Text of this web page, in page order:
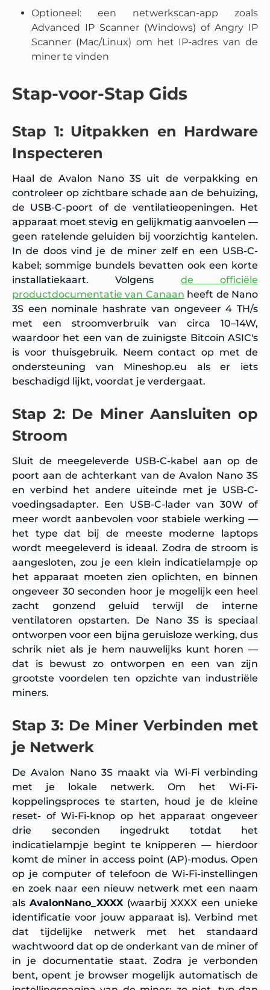
Optioneel: een netwerkscan-app zoals
Advanced IP Scanner (Windows) of Angry IP
Scanner (Mac/Linux) om het IP-adres van de
miner te vinden
Stap-voor-Stap Gids
Stap 1: Uitpakken en Hardware
Inspecteren
Haal de Avalon Nano 3S uit de verpakking en
controleer op zichtbare schade aan de behuizing,
de USB-C-poort of de ventilatieopeningen. Het
apparaat moet stevig en gelijkmatig aanvoelen —
geen ratelende geluiden bij voorzichtig kantelen.
In de doos vind je de miner zelf en een USB-C-
kabel; sommige bundels bevatten ook een korte
installatiekaart. Volgens de officiële
productdocumentatie van Canaan heeft de Nano
3S een nominale hashrate van ongeveer 4 TH/s
met een stroomverbruik van circa 10–14W,
waardoor het een van de zuinigste Bitcoin ASIC's
is voor thuisgebruik. Neem contact op met de
ondersteuning van Mineshop.eu als er iets
beschadigd lijkt, voordat je verdergaat.
Stap 2: De Miner Aansluiten op
Stroom
Sluit de meegeleverde USB-C-kabel aan op de
poort aan de achterkant van de Avalon Nano 3S
en verbind het andere uiteinde met je USB-C-
voedingsadapter. Een USB-C-lader van 30W of
meer wordt aanbevolen voor stabiele werking —
het type dat bij de meeste moderne laptops
wordt meegeleverd is ideaal. Zodra de stroom is
aangesloten, zou je een klein indicatielampje op
het apparaat moeten zien oplichten, en binnen
ongeveer 30 seconden hoor je mogelijk een heel
zacht gonzend geluid terwijl de interne
ventilatoren opstarten. De Nano 3S is speciaal
ontworpen voor een bijna geruisloze werking, dus
schrik niet als je hem nauwelijks kunt horen —
dat is bewust zo ontworpen en een van zijn
grootste voordelen ten opzichte van industriële
miners.
Stap 3: De Miner Verbinden met
je Netwerk
De Avalon Nano 3S maakt via Wi-Fi verbinding
met je lokale netwerk. Om het Wi-Fi-
koppelingsproces te starten, houd je de kleine
reset- of Wi-Fi-knop op het apparaat ongeveer
drie seconden ingedrukt totdat het
indicatielampje begint te knipperen — hierdoor
komt de miner in access point (AP)-modus. Open
op je computer of telefoon de Wi-Fi-instellingen
en zoek naar een nieuw netwerk met een naam
als AvalonNano_XXXX(waarbij XXXX een unieke
identificatie voor jouw apparaat is). Verbind met
dat tijdelijke netwerk met het standaard
wachtwoord dat op de onderkant van de miner of
in je documentatie staat. Zodra je verbonden
bent, opent je browser mogelijk automatisch de